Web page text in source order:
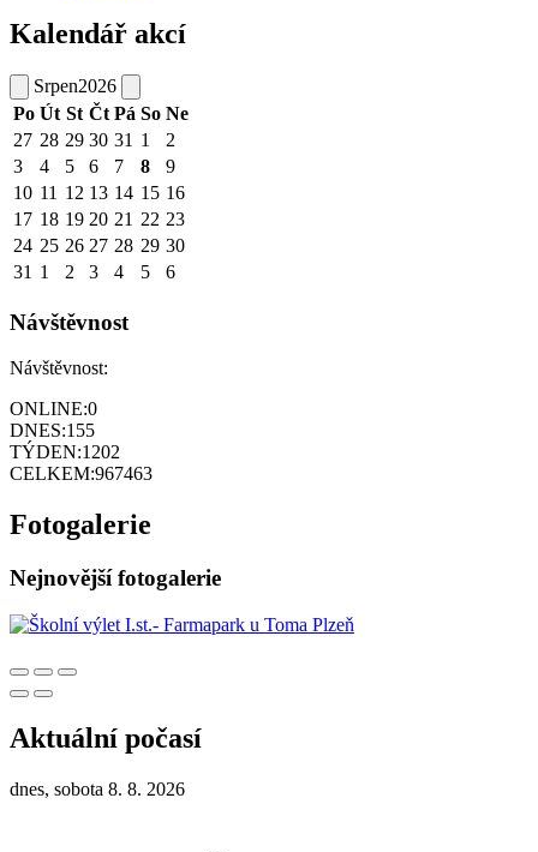
Kalendář akcí
Srpen2026
Po Út St Čt Pá So Ne
27 28 29 30 31 1
2
3
4 5 6 7 8
9
10 11 12 13 14 15 16
17 18 19 20 21 22 23
24 25 26 27 28 29 30
31 1 2 3 4 5 6
Návštěvnost
Návštěvnost:
ONLINE:0
DNES:155
TÝDEN:1202
CELKEM:967463
Fotogalerie
Nejnovější fotogalerie
Aktuální počasí
dnes, sobota 8. 8. 2026